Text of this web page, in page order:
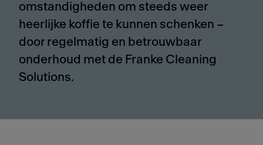
omstandigheden om steeds weer
heerlijke koffie te kunnen schenken –
door regelmatig en betrouwbaar
onderhoud met de Franke Cleaning
Solutions.